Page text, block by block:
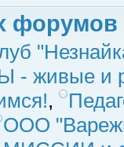
форумов
- живые и
,
ООО